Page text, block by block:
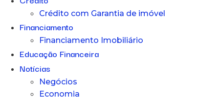
Crédito com Garantia de imóvel
Financiamento
Financiamento Imobiliário
Educação Financeira
Notícias
Negócios
Economia